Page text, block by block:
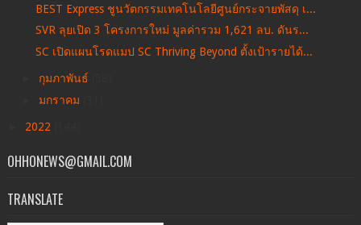
BEST Express ชูนวัตกรรมเทคโนโลยีศูนย์กระจายพัสดุ เ...
SVR ลุยเปิด 3 โครงการใหม่ มูลค่ารวม 1,621 ลบ. ดันร...
SC เปิดแผนโรดแมป SC Thriving Beyond ตั้งเป้ารายได้...
กุมภาพันธ์
มกราคม
2022
OHHONEWS@GMAIL.COM
TRANSLATE